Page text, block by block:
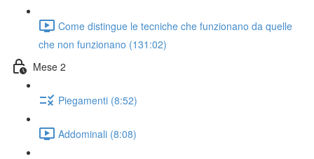
Come distingue le tecniche che funzionano da quelle
che non funzionano (131:02)
Mese 2
Piegamenti (8:52)
Addominali (8:08)